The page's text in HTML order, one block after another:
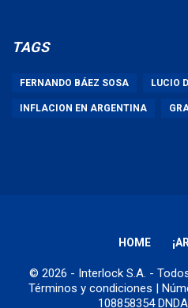
TAGS
FERNANDO BÁEZ SOSA LUCIO
INFLACION EN ARGENTINA
HOME
© 2026 - Interlock S.A. -
Términos y condiciones |
108858354